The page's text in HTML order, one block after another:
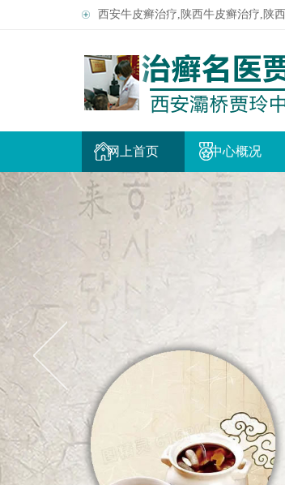
西安牛皮癣治疗,陕西牛皮癣治疗,陕
网上首页 中心概况